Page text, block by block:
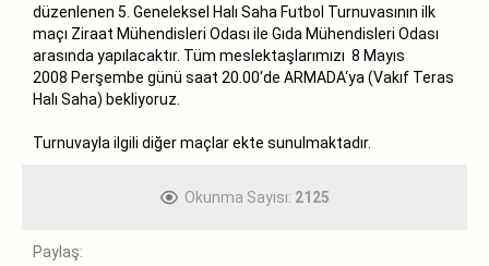
düzenlenen 5. Geneleksel Halı Saha Futbol Turnuvasının ilk
maçı Ziraat Mühendisleri Odası ile Gıda Mühendisleri Odası
arasında yapılacaktır. Tüm meslektaşlarımızı 8 Mayıs
2008 Perşembe günü saat 20.00‘de ARMADA‘ya (Vakıf Teras
Halı Saha) bekliyoruz.
Turnuvayla ilgili diğer maçlar ekte sunulmaktadır.
Okunma Sayısı: 2125
Paylaş: